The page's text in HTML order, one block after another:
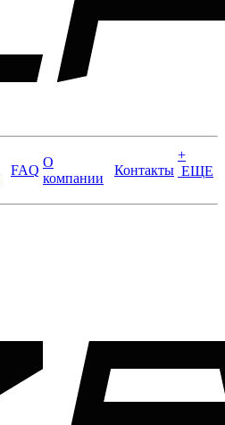
FAQ
О
компании
Контакты
+
ЕЩЕ